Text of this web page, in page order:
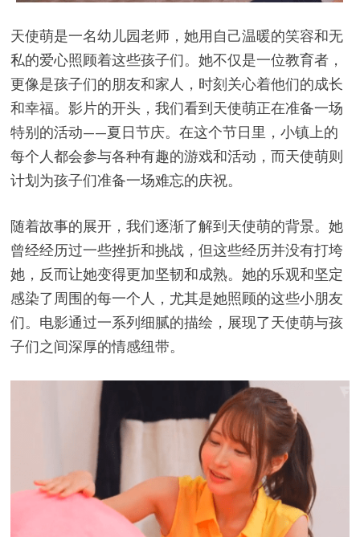
天使萌是一名幼儿园老师，她用自己温暖的笑容和无
私的爱心照顾着这些孩子们。她不仅是一位教育者，
更像是孩子们的朋友和家人，时刻关心着他们的成长
和幸福。影片的开头，我们看到天使萌正在准备一场
特别的活动——夏日节庆。在这个节日里，小镇上的
每个人都会参与各种有趣的游戏和活动，而天使萌则
计划为孩子们准备一场难忘的庆祝。
随着故事的展开，我们逐渐了解到天使萌的背景。她
曾经经历过一些挫折和挑战，但这些经历并没有打垮
她，反而让她变得更加坚韧和成熟。她的乐观和坚定
感染了周围的每一个人，尤其是她照顾的这些小朋友
们。电影通过一系列细腻的描绘，展现了天使萌与孩
子们之间深厚的情感纽带。